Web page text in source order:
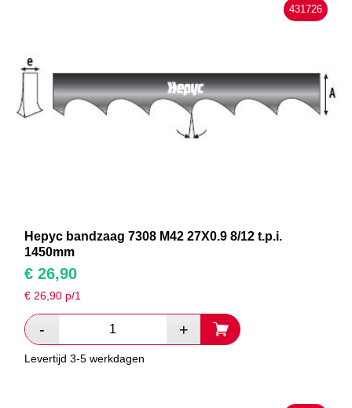
431726
Hepyc bandzaag 7308 M42 27X0.9 8/12 t.p.i.
1450mm
€ 26,90
€26,90 p/1
Levertijd 3-5 werkdagen